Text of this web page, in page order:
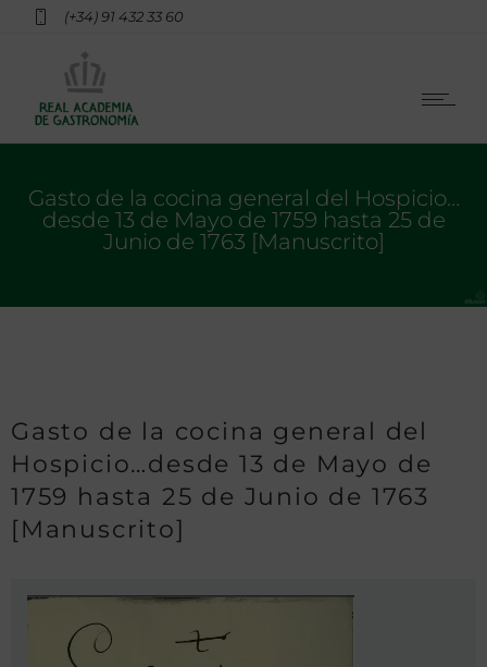
(+34) 91 432 33 60
Gasto de la cocina general del Hospicio…
desde 13 de Mayo de 1759 hasta 25 de
Junio de 1763 [Manuscrito]
Gasto de la cocina general del
Hospicio…desde 13 de Mayo de
1759 hasta 25 de Junio de 1763
[Manuscrito]